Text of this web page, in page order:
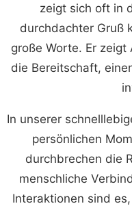
zeigt sich oft in
durchdachter Gruß
große Worte. Er
die Bereitschaft,
In unserer
persönlichen
durchbrechen die
menschliche
Interaktionen sind